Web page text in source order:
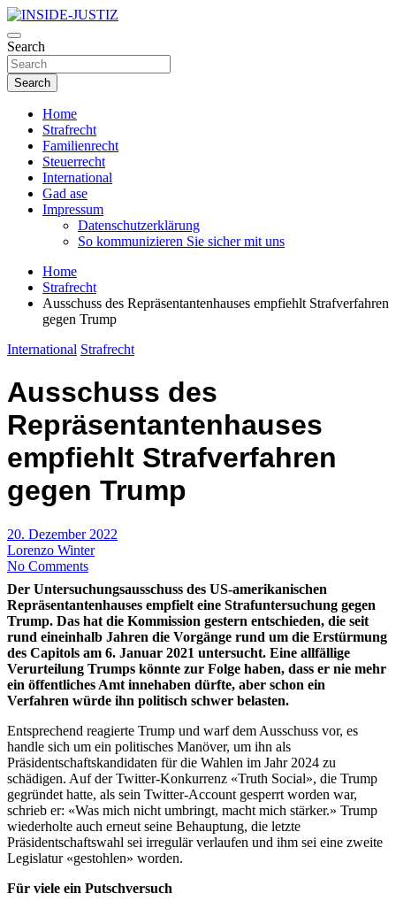
Skip
to
content
INSIDE-JUSTIZ
Investigativer Journalismus zur Dritten Gewalt
Search
Search
Home
Strafrecht
Familienrecht
Steuerrecht
International
Gad ase
Impressum
Datenschutzerklärung
So kommunizieren Sie sicher mit uns
Home
Strafrecht
Ausschuss des Repräsentantenhauses empfiehlt Strafverfahren
gegen Trump
International Strafrecht
Ausschuss des
Repräsentantenhauses
empfiehlt Strafverfahren
gegen Trump
20. Dezember 2022
Lorenzo Winter
No Comments
Der Untersuchungsausschuss des US-amerikanischen
Repräsentantenhauses empfielt eine Strafuntersuchung gegen
Trump. Das hat die Kommission gestern entschieden, die seit
rund eineinhalb Jahren die Vorgänge rund um die Erstürmung
des Capitols am 6. Januar 2021 untersucht. Eine allfällige
Verurteilung Trumps könnte zur Folge haben, dass er nie mehr
ein öffentliches Amt innehaben dürfte, aber schon ein
Verfahren würde ihn politisch schwer belasten.
Entsprechend reagierte Trump und warf dem Ausschuss vor, es
handle sich um ein politisches Manöver, um ihn als
Präsidentschaftskandidaten für die Wahlen im Jahr 2024 zu
schädigen. Auf der Twitter-Konkurrenz «Truth Social», die Trump
gegründet hatte, als sein Twitter-Account gesperrt worden war,
schrieb er: «Was mich nicht umbringt, macht mich stärker.» Trump
wiederholte auch erneut seine Behauptung, die letzte
Präsidentschaftswahl sei irregulär verlaufen und ihm sei eine zweite
Legislatur «gestohlen» worden.
Für viele ein Putschversuch